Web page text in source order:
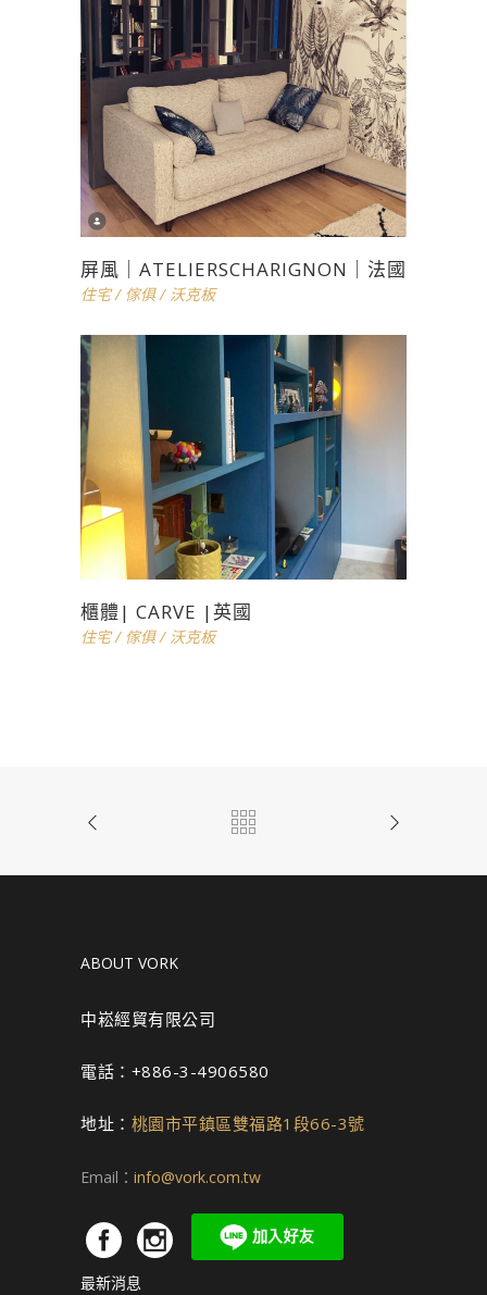
屏風｜ATELIERSCHARIGNON｜法國
住宅/ 傢俱/ 沃克板
櫃體| CARVE |英國
住宅/ 傢俱/ 沃克板
ABOUT VORK
中崧經貿有限公司
電話：+886-3-4906580
地址： 桃園市平鎮區雙福路1段66-3號
Email： info@vork.com.tw
最新消息